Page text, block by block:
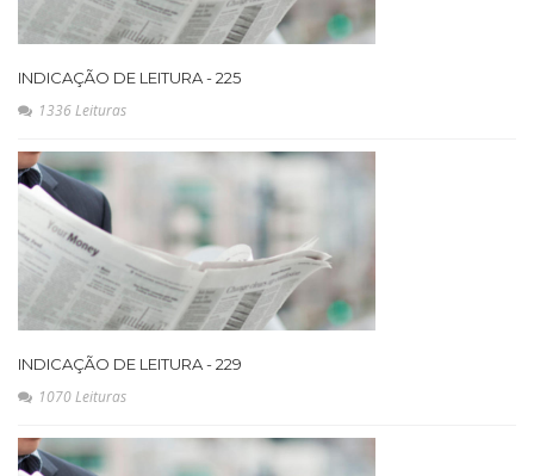
INDICAÇÃO DE LEITURA - 225
1336 Leituras
INDICAÇÃO DE LEITURA - 229
1070 Leituras